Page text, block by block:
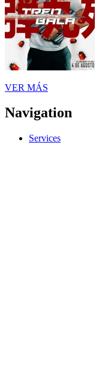
VER MÁS
Navigation
Services